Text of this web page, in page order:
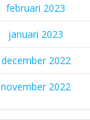
februari 2023
januari 2023
december 2022
november 2022